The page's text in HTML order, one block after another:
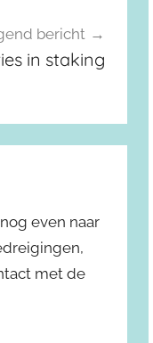
bericht
in staking
even naar
met de